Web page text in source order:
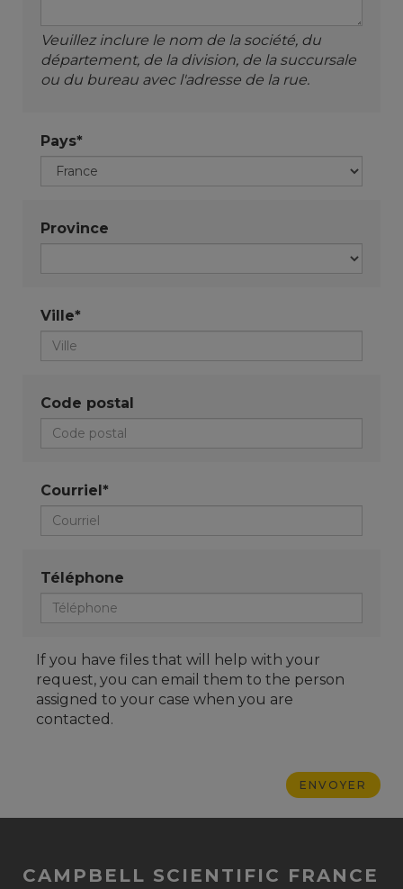
Veuillez inclure le nom de la société, du
département, de la division, de la succursale
ou du bureau avec l'adresse de la rue.
Pays*
Province
Ville*
Code postal
Courriel*
Téléphone
If you have files that will help with your
request, you can email them to the person
assigned to your case when you are
contacted.
CAMPBELL SCIENTIFIC FRANCE